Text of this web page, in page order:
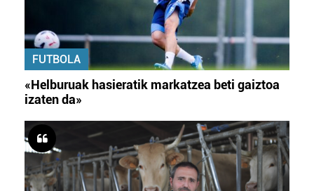
FUTBOLA
«Helburuak hasieratik markatzea beti gaiztoa
izaten da»